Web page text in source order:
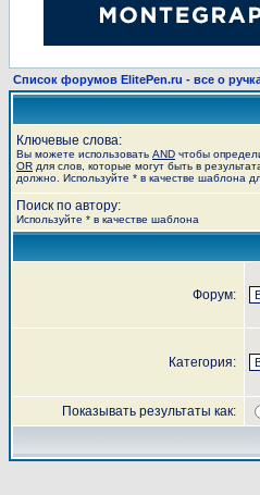
Список форумов ElitePen.ru - все о
Ключевые слова:
Вы можете использовать AND чтобы
OR для слов, которые могут быть в
должно. Используйте * в качестве шаблона
Поиск по автору:
Используйте * в качестве шаблона
Форум:
Категория:
Показывать результаты как: